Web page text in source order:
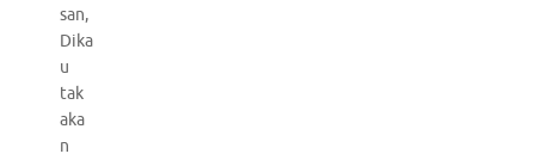
san,
Dika
u
tak
aka
n